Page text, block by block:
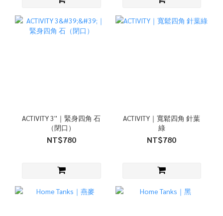
ACTIVITY 3''｜緊身四角 石
（閉口）
NT$780
ACTIVITY｜寬鬆四角 針葉
綠
NT$780